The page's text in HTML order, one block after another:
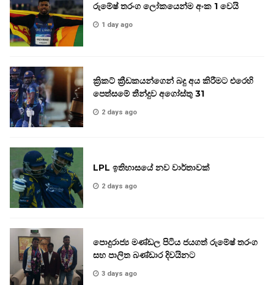
රුමේෂ් තරංග ලෝකයෙන්ම අංක 1 වෙයි
1 day ago
ක්‍රිකට් ක්‍රීඩකයන්ගෙන් බදු අය කිරීමට එරෙහි
පෙත්සමේ තීන්දුව අගෝස්තු 31
2 days ago
LPL ඉතිහාසයේ නව වාර්තාවක්
2 days ago
පොදුරාජ්‍ය මණ්ඩල පිටිය ජයගත් රුමේෂ් තරංග
සහ පාලිත බණ්ඩාර දිවයිනට
3 days ago